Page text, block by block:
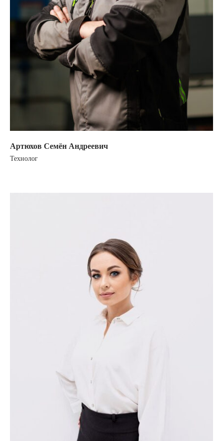
Артюхов Семён Андреевич
Технолог